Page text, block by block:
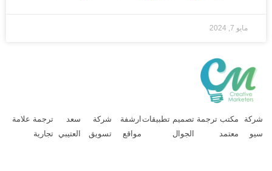
مايو 7, 2024
مكتب ترجمة
معتمد
تصميم تطبيقات
الجوال
ارشفة
مواقع
شركة
تسويق
سعد
العتيبي
ترجمة علامة
تجارية